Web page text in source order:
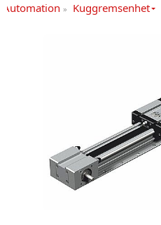
» Kuggremsenhet